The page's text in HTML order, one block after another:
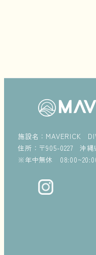
施設名：MAVERICK
住所：〒905-0227 沖縄
※年中無休